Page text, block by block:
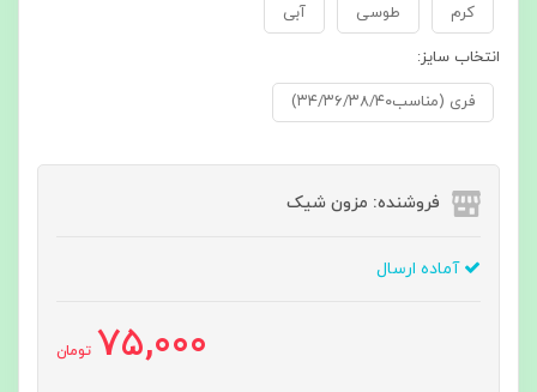
کرم طوسی آبی
انتخاب سایز:
فری (مناسب۳۴/۳۶/۳۸/۴۰)
فروشنده: مزون شیک
آماده ارسال
75,000 تومان